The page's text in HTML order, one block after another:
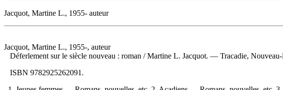
Jacquot, Martine L., 1955- auteur
Jacquot, Martine L., 1955-, auteur
Déferlement sur le siècle nouveau : roman / Martine L. Jacquot. — Tracadie,
ISBN 9782925262091 .